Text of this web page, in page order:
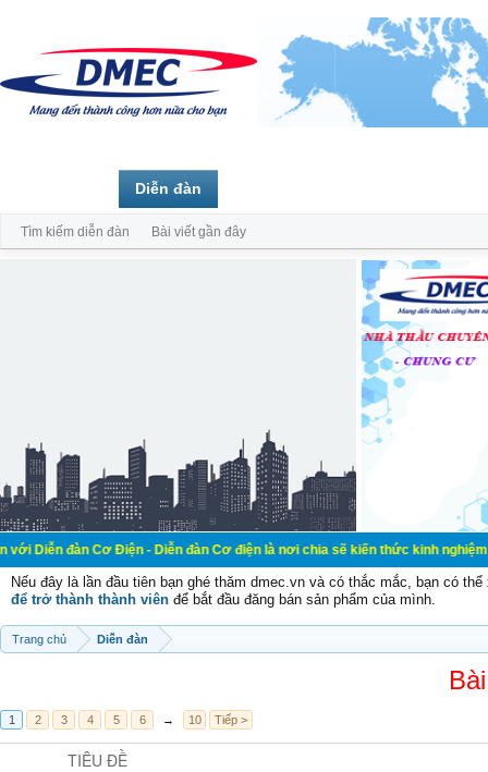
Cơ Điện - Diễn đàn Cơ điện là nơi chia sẽ kiến thức kinh nghiệm trong
Nếu đây là lần đầu tiên bạn ghé thăm dmec.vn và có thắc mắc, bạn có
để trở thành thành viên để bắt đầu đăng bán sản phẩm của mình.
Trang chủ Diễn đàn
1 2 3 4 5 6 → 10 Tiếp >
TIÊU ĐỀ
Diễn đàn
Tìm kiếm diễn đàn Bài viết gần đây